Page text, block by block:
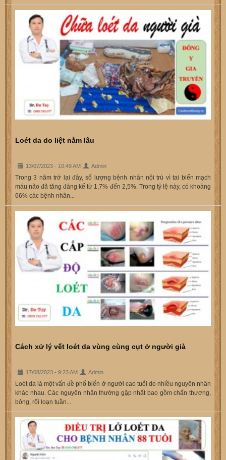
Loét da do liệt nằm lâu
13/07/2023 - 10:49 AM Admin
Trong 3 năm trở lại đây, số lượng bệnh nhân nội trú vì tai biến mạch
máu não đã tăng đáng kể từ 1,7% đến 2,5%. Trong tỷ lệ này, có khoảng
66% các bệnh nhân...
Cách xử lý vết loét da vùng cùng cụt ở người già
17/08/2023 - 9:23 AM Admin
Loét da là một vấn đề phổ biến ở người cao tuổi do nhiều nguyên nhân
khác nhau. Các nguyên nhân thường gặp nhất bao gồm chấn thương,
bỏng, rối loạn tuần...